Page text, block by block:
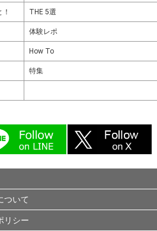
THE 5選
体験レポ
How To
特集
ついて
リシー